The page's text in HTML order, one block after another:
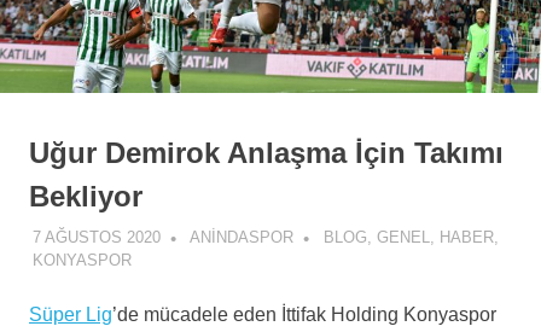
Uğur Demirok Anlaşma İçin Takımı
Bekliyor
7 AĞUSTOS 2020 ANINDASPOR BLOG, GENEL, HABER,
KONYASPOR
Süper Lig’de mücadele eden İttifak Holding Konyaspor